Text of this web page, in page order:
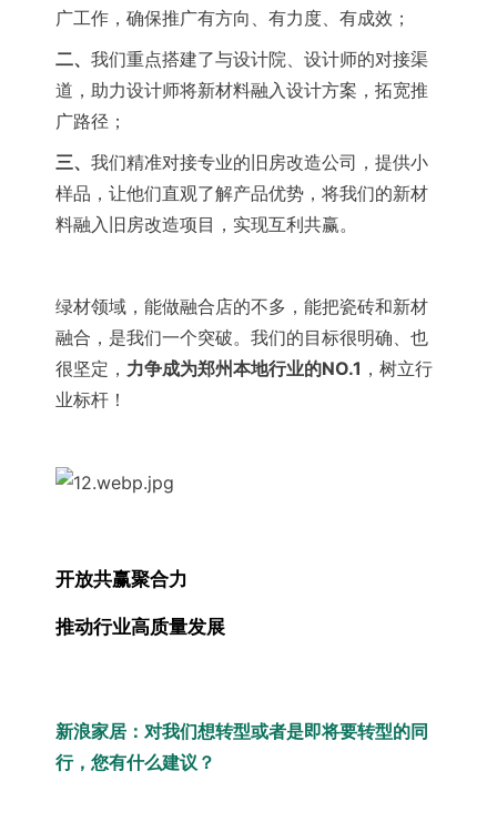
广工作，确保推广有方向、有力度、有成效；
二、 我们重点搭建了与设计院、设计师的对接渠
道，助力设计师将新材料融入设计方案，拓宽推
广路径；
三、 我们精准对接专业的旧房改造公司，提供小
样品，让他们直观了解产品优势，将我们的新材
料融入旧房改造项目，实现互利共赢。
绿材领域，能做融合店的不多，能把瓷砖和新材
融合，是我们一个突破。我们的目标很明确、也
很坚定， 力争成为郑州本地行业的NO.1 ，树立行
业标杆！
开放共赢聚合力
推动行业高质量发展
新浪家居：对我们想转型或者是即将要转型的同
行，您有什么建议？